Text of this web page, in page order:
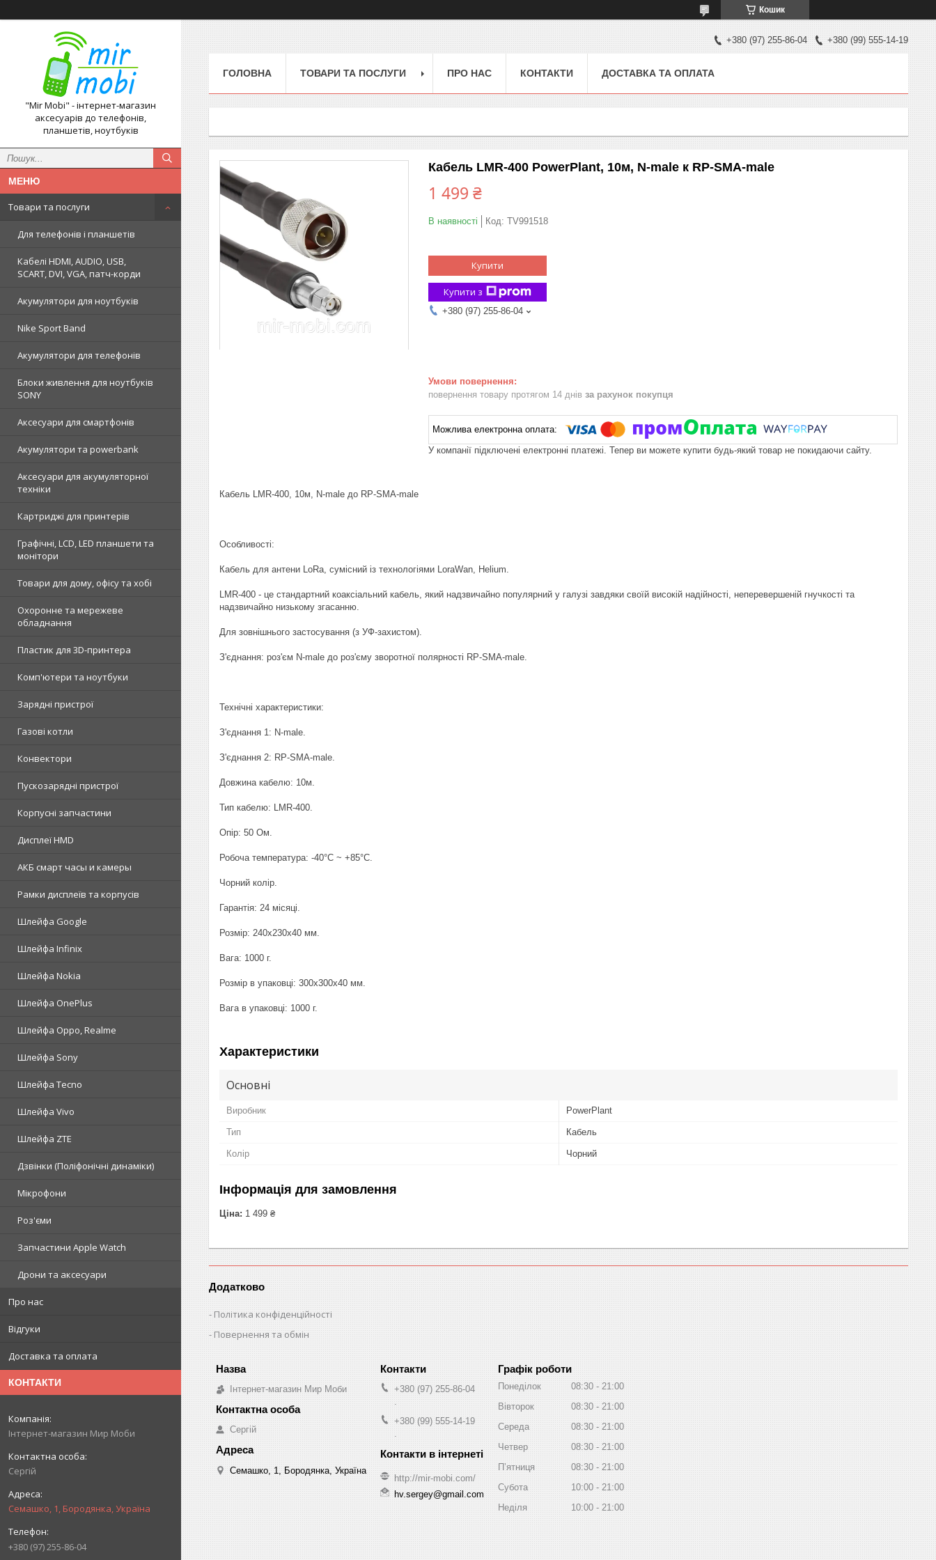
Кошик
"Mir Mobi" - інтернет-магазин
аксесуарів до телефонів,
планшетів, ноутбуків
Товари та послуги
Для телефонів і планшетів
Кабелі HDMI, AUDIO, USB,
SCART, DVI, VGA, патч-корди
Акумулятори для ноутбуків
Nike Sport Band
Акумулятори для телефонів
Блоки живлення для ноутбуків
SONY
Аксесуари для смартфонів
Акумулятори та powerbank
Аксесуари для акумуляторної
техніки
Картриджі для принтерів
Графічні, LCD, LED планшети та
монітори
Товари для дому, офісу та хобі
Охоронне та мережеве
обладнання
Пластик для 3D-принтера
Комп'ютери та ноутбуки
Зарядні пристрої
Газові котли
Конвектори
Пускозарядні пристрої
Корпусні запчастини
Дисплеї HMD
АКБ смарт часы и камеры
Рамки дисплеїв та корпусів
Шлейфа Google
Шлейфа Infinix
Шлейфа Nokia
Шлейфа OnePlus
Шлейфа Oppo, Realme
Шлейфа Sony
Шлейфа Tecno
Шлейфа Vivo
Шлейфа ZTE
Дзвінки (Поліфонічні динаміки)
Мікрофони
Роз'єми
Запчастини Apple Watch
Дрони та аксесуари
Про нас
Відгуки
Доставка та оплата
КОНТАКТИ
Інтернет-магазин Мир Моби
Сергій
Семашко, 1, Бородянка, Україна
+380 (97) 255-86-04
+380 (97) 255-86-04 +380 (99) 555-14-19
ГОЛОВНА ТОВАРИ ТА ПОСЛУГИ ПРО НАС КОНТАКТИ ДОСТАВКА ТА ОПЛАТА
Кабель LMR-400 PowerPlant, 10м, N-male к RP-SMA-male
1 499 ₴
В наявності Код: TV991518
Купити
Купити з
+380 (97) 255-86-04
повернення товару протягом 14 днів за рахунок покупця
У компанії підключені електронні платежі. Тепер ви можете купити будь-який товар не покидаючи сайту.
Кабель LMR-400, 10м, N-male до RP-SMA-male
Особливості:
Кабель для антени LoRa, сумісний із технологіями LoraWan, Helium.
LMR-400 - це стандартний коаксіальний кабель, який надзвичайно популярний у галузі завдяки своїй високій надійності, неперевершеній гнучкості та
надзвичайно низькому згасанню.
Для зовнішнього застосування (з УФ-захистом).
З'єднання: роз'єм N-male до роз'єму зворотної полярності RP-SMA-male.
Технічні характеристики:
З'єднання 1: N-male.
З'єднання 2: RP-SMA-male.
Довжина кабелю: 10м.
Тип кабелю: LMR-400.
Опір: 50 Ом.
Робоча температура: -40°С ~ +85°С.
Чорний колір.
Гарантія: 24 місяці.
Розмір: 240x230x40 мм.
Вага: 1000 г.
Розмір в упаковці: 300x300x40 мм.
Вага в упаковці: 1000 г.
Характеристики
Основні
Виробник PowerPlant
Тип Кабель
Колір Чорний
Інформація для замовлення
Ціна: 1 499 ₴
Додатково
Політика конфіденційності
Повернення та обмін
Інтернет-магазин Мир Моби
Сергій
Семашко, 1, Бородянка, Україна
+380 (97) 255-86-04
+380 (99) 555-14-19
http://mir-mobi.com/
hv.sergey@gmail.com
Графік роботи
Понеділок 08:30
21:00
Вівторок
08:30
21:00
Середа
08:30
21:00
Четвер
08:30
21:00
Пʼятниця
08:30
21:00
Субота
10:00
21:00
Неділя
10:00 21:00